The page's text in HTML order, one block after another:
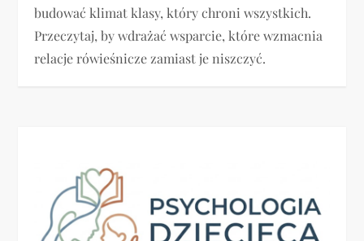
budować klimat klasy, który chroni wszystkich.
Przeczytaj, by wdrażać wsparcie, które wzmacnia
relacje rówieśnicze zamiast je niszczyć.